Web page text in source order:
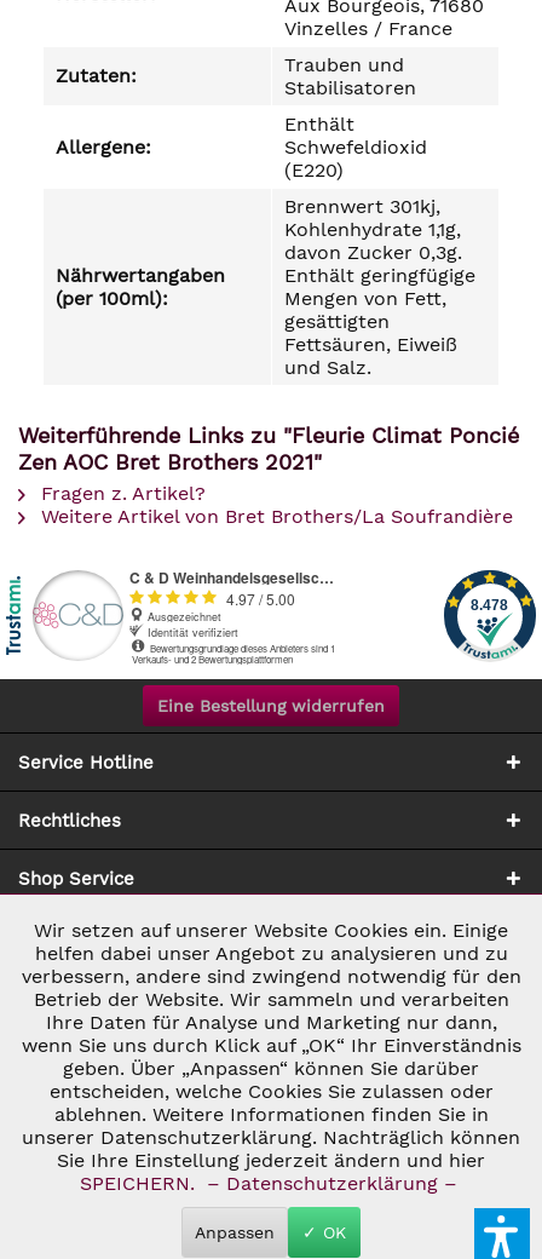
Aux Bourgeois, 71680
Vinzelles / France
Zutaten:
Trauben und
Stabilisatoren
Allergene:
Enthält
Schwefeldioxid
(E220)
Nährwertangaben
(per 100ml):
Brennwert 301kj,
Kohlenhydrate 1,1g,
davon Zucker 0,3g.
Enthält geringfügige
Mengen von Fett,
gesättigten
Fettsäuren, Eiweiß
und Salz.
Weiterführende Links zu "Fleurie Climat Poncié
Zen AOC Bret Brothers 2021"
Fragen z. Artikel?
Weitere Artikel von Bret Brothers/La Soufrandière
Eine Bestellung widerrufen
Service Hotline
Rechtliches
Shop Service
Zahlung & Versand
* ALLE PREISE INKL. GESETZL. UMSATZSTEUER ZZGL.
VERSANDKOSTEN UND GGF. NACHNAHMEGEBÜHREN, WENN NICHT
ANDERS BESCHRIEBEN
© 2026 C&D WEINHANDEL - ALL RIGHTS RESERVED. THEME BY
THEMEWARE®
Notwendig Aktiv
Marketing Inaktiv
Tracking Inaktiv
Personalisierung Inaktiv
Wir setzen auf unserer Website Cookies ein. Einige
helfen dabei unser Angebot zu analysieren und zu
verbessern, andere sind zwingend notwendig für den
Betrieb der Website. Wir sammeln und verarbeiten
Ihre Daten für Analyse und Marketing nur dann,
wenn Sie uns durch Klick auf „OK“ Ihr Einverständnis
geben. Über „Anpassen“ können Sie darüber
entscheiden, welche Cookies Sie zulassen oder
ablehnen. Weitere Informationen finden Sie in
unserer Datenschutzerklärung. Nachträglich können
Sie Ihre Einstellung jederzeit ändern und hier
SPEICHERN.
– Datenschutzerklärung –
Anpassen ✓ OK